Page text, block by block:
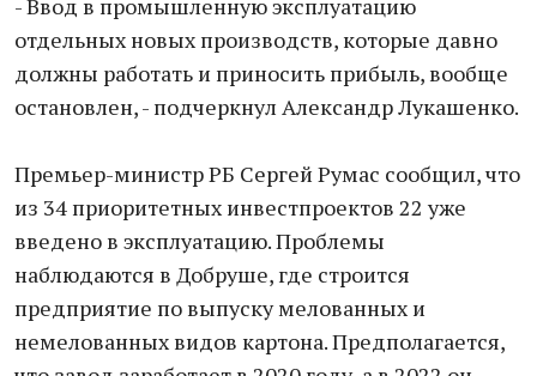
- Ввод в промышленную эксплуатацию
отдельных новых производств, которые давно
должны работать и приносить прибыль, вообще
остановлен, - подчеркнул Александр Лукашенко.
Премьер-министр РБ Сергей Румас сообщил, что
из 34 приоритетных инвестпроектов 22 уже
введено в эксплуатацию. Проблемы
наблюдаются в Добруше, где строится
предприятие по выпуску мелованных и
немелованных видов картона. Предполагается,